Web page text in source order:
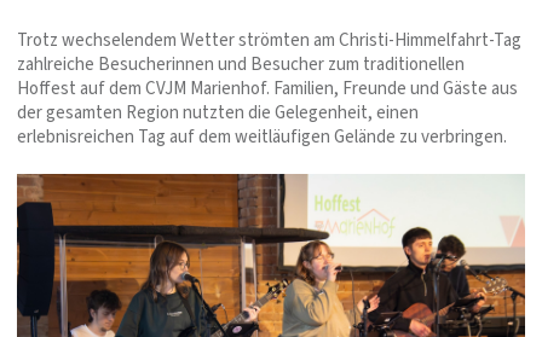
Trotz wechselendem Wetter strömten am Christi-Himmelfahrt-Tag
zahlreiche Besucherinnen und Besucher zum traditionellen
Hoffest auf dem CVJM Marienhof. Familien, Freunde und Gäste aus
der gesamten Region nutzten die Gelegenheit, einen
erlebnisreichen Tag auf dem weitläufigen Gelände zu verbringen.